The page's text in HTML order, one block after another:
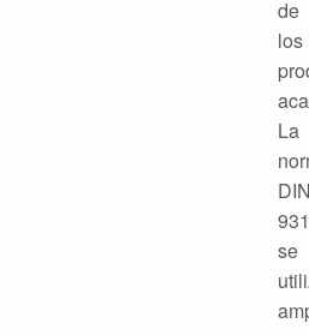
de
los
La
931
se